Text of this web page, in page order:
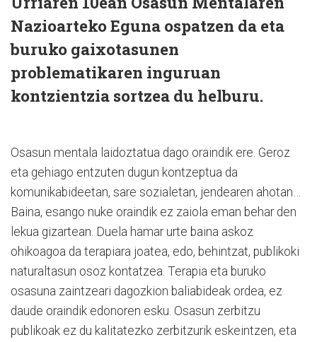
Nazioarteko Eguna ospatzen da eta
buruko gaixotasunen
problematikaren inguruan
kontzientzia sortzea du helburu.
Osasun mentala laidoztatua dago oraindik ere. Geroz
eta gehiago entzuten dugun kontzeptua da
komunikabideetan, sare sozialetan, jendearen ahotan…
Baina, esango nuke oraindik ez zaiola eman behar den
lekua gizartean. Duela hamar urte baina askoz
ohikoagoa da terapiara joatea, edo, behintzat, publikoki
naturaltasun osoz kontatzea. Terapia eta buruko
osasuna zaintzeari dagozkion baliabideak ordea, ez
daude oraindik edonoren esku. Osasun zerbitzu
publikoak ez du kalitatezko zerbitzurik eskeintzen, eta